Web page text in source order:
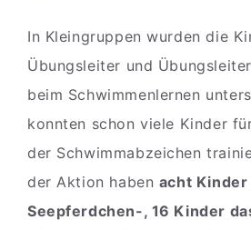
In Kleingruppen wurden die
Übungsleiter und
beim Schwimmenlernen
konnten schon viele Kinder
der Schwimmabzeichen
der Aktion haben acht Kinder
Seepferdchen-, 16 Kinder